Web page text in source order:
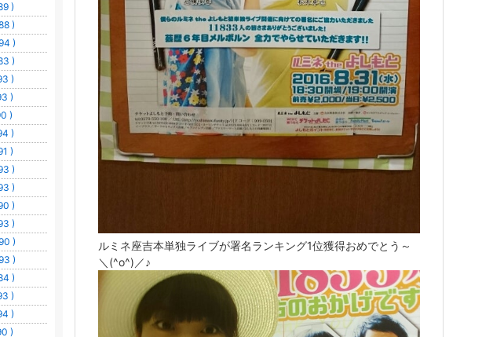
ルミネ座吉本単独ライブが署名ランキング1位獲得おめでとう～
＼(^o^)／♪
)
)
)
)
)
)
)
)
)
)
)
)
)
)
)
)
)
)
)